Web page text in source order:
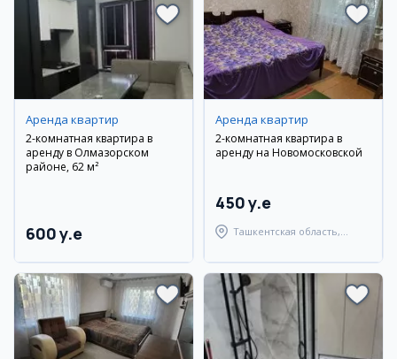
Аренда квартир
2-комнатная квартира в
аренду в Олмазорском
районе, 62 м²
600 y.e
Аренда квартир
2-комнатная квартира в
аренду на Новомосковской
450 y.e
Ташкентская область,